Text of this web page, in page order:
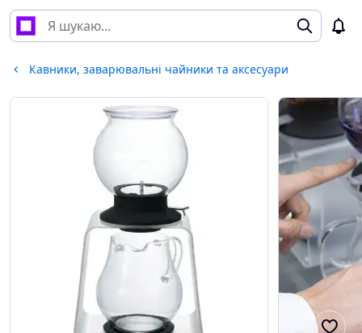
Кавники, заварювальні чайники та аксесуари